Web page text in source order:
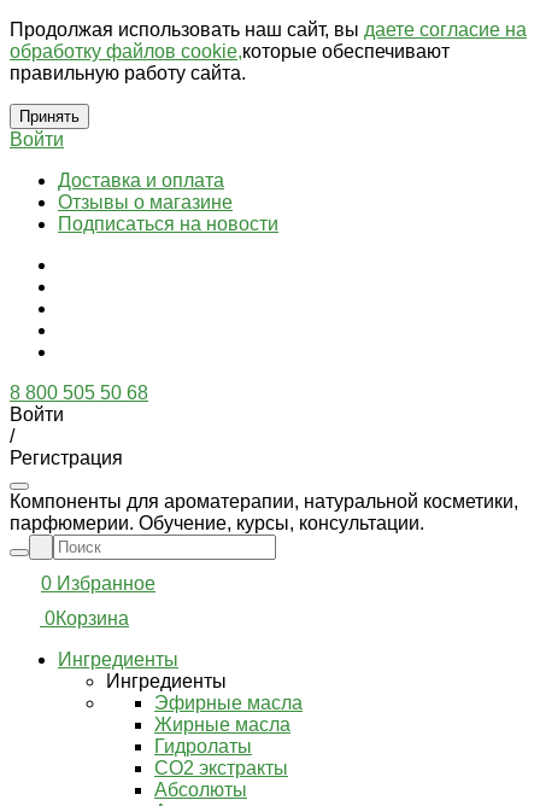
Продолжая использовать наш сайт, вы даете согласие на
обработку файлов cookie,которые обеспечивают
правильную работу сайта.
Принять
Войти
Доставка и оплата
Отзывы о магазине
Подписаться на новости
8 800 505 50 68
Войти
/
Регистрация
Компоненты для ароматерапии, натуральной косметики,
парфюмерии. Обучение, курсы, консультации.
0 Избранное
0Корзина
Ингредиенты
Ингредиенты
Эфирные масла
Жирные масла
Гидролаты
СО2 экстракты
Абсолюты